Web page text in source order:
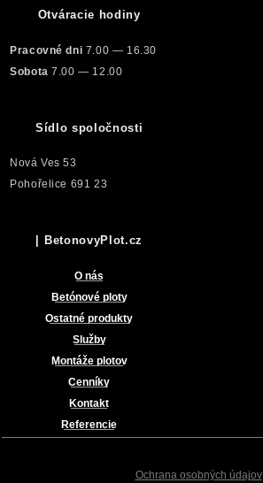
Otváracie hodiny
Pracovné dni 7.00 — 16.30
Sobota 7.00 — 12.00
Sídlo spoločnosti
Nová Ves 53
Pohořelice 691 23
| BetonovyPlot.cz
O nás
Betónové ploty
Ostatné produkty
Služby
Montáže plotov
Cenníky
Kontakt
Referencie
Ochrana osobných údajov